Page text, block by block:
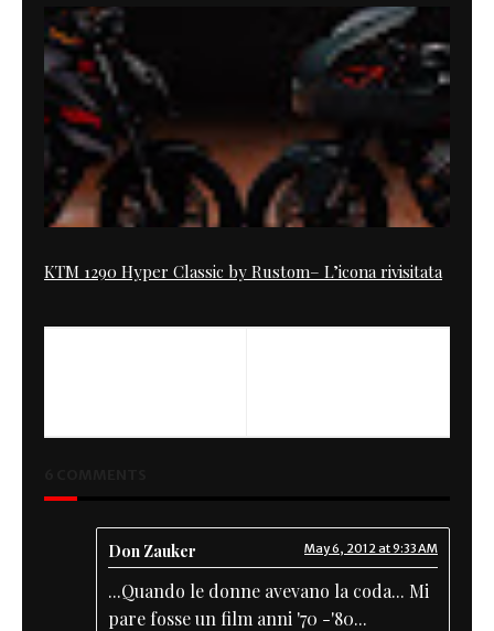
KTM 1290 Hyper Classic by Rustom– L’icona rivisitata
Don Zauker May 6, 2012 at 9:33 AM
...Quando le donne avevano la coda... Mi
pare fosse un film anni '70 -'80...